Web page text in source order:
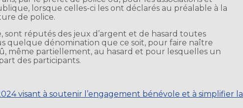
lorsque celles-ci les ont déclarés au préalable à la
de police.
sont réputés des jeux d’argent et de hasard toutes
quelque dénomination que ce soit, pour faire naître
même partiellement, au hasard et pour lesquelles un
des participants.
visant à soutenir l’engagement bénévole et à simplifier la